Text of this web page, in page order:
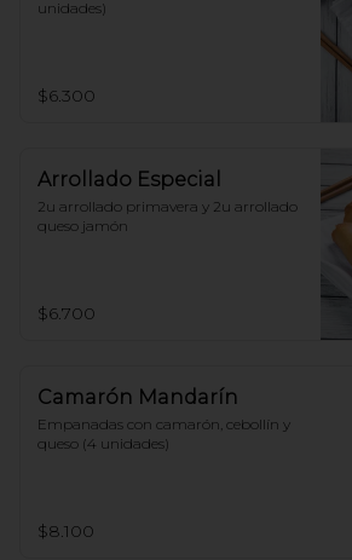
unidades)
$6.300
Arrollado Especial
2u arrollado primavera y 2u arrollado
queso jamón
$6.700
Camarón Mandarín
Empanadas con camarón, cebollín y
queso (4 unidades)
$8.100